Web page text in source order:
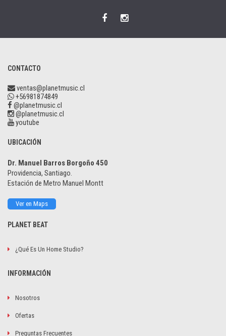
CONTACTO
ventas@planetmusic.cl
+56981874849
@planetmusic.cl
@planetmusic.cl
youtube
UBICACIÓN
Dr. Manuel Barros Borgoño 450
Providencia, Santiago.
Estación de Metro Manuel Montt
Ver en Maps
PLANET BEAT
¿Qué Es Un Home Studio?
INFORMACIÓN
Nosotros
Ofertas
Preguntas Frecuentes